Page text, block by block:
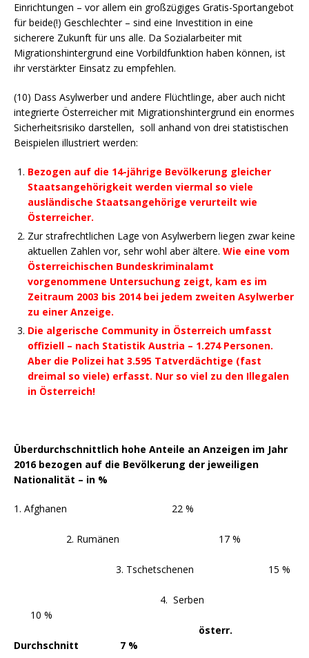
Einrichtungen – vor allem ein großzügiges Gratis-Sportangebot
für beide(!) Geschlechter – sind eine Investition in eine
sicherere Zukunft für uns alle. Da Sozialarbeiter mit
Migrationshintergrund eine Vorbildfunktion haben können, ist
ihr verstärkter Einsatz zu empfehlen.
(10) Dass Asylwerber und andere Flüchtlinge, aber auch nicht
integrierte Österreicher mit Migrationshintergrund ein enormes
Sicherheitsrisiko darstellen, soll anhand von drei statistischen
Beispielen illustriert werden:
Bezogen auf die 14-jährige Bevölkerung gleicher
Staatsangehörigkeit werden viermal so viele
ausländische Staatsangehörige verurteilt wie
Österreicher.
Zur strafrechtlichen Lage von Asylwerbern liegen zwar keine
aktuellen Zahlen vor, sehr wohl aber ältere. Wie eine vom
Österreichischen Bundeskriminalamt
vorgenommene Untersuchung zeigt, kam es im
Zeitraum 2003 bis 2014 bei jedem zweiten Asylwerber
zu einer Anzeige.
Die algerische Community in Österreich umfasst
offiziell – nach Statistik Austria – 1.274 Personen.
Aber die Polizei hat 3.595 Tatverdächtige (fast
dreimal so viele) erfasst. Nur so viel zu den Illegalen
in Österreich!
Überdurchschnittlich hohe Anteile an Anzeigen im Jahr
2016 bezogen auf die Bevölkerung der jeweiligen
Nationalität – in %
1. Afghanen 22 %
2. Rumänen 17 %
3. Tschetschenen 15 %
4. Serben
10 %
österr.
Durchschnitt 7 %